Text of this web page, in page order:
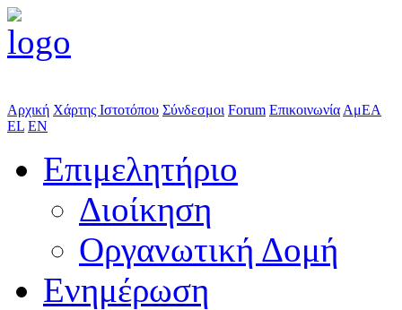
Αρχική Χάρτης Ιστοτόπου Σύνδεσμοι Forum Επικοινωνία ΑμΕΑ
EL EN
Επιμελητήριο
Διοίκηση
Οργανωτική Δομή
Ενημέρωση